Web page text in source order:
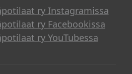
ry Instagramissa
ry Facebookissa
ry YouTubessa